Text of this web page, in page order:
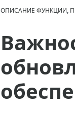
ОПИСАНИЕ ФУНКЦИИ,